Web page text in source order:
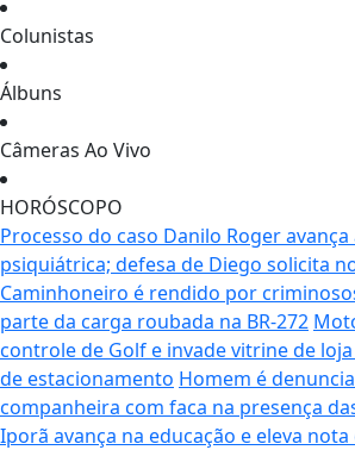
Colunistas
Álbuns
Câmeras Ao Vivo
HORÓSCOPO
Processo do caso Danilo Roger
psiquiátrica; defesa de Diego solicita
Caminhoneiro é rendido por
parte da carga roubada na BR-272
controle de Golf e invade vitrine de
de estacionamento Homem é
companheira com faca na presença
Iporã avança na educação e eleva nota